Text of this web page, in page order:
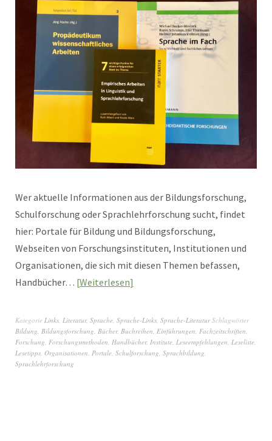
Wer aktuelle Informationen aus der Bildungsforschung,
Schulforschung oder Sprachlehrforschung sucht, findet
hier: Portale für Bildung und Bildungsforschung,
Webseiten von Forschungsinstituten, Institutionen und
Organisationen, die sich mit diesen Themen befassen,
Handbücher… Weiterlesen
Kategorie Links, Literatur, Sprache, Sprache-Links, Sprache-Literatur Schlagwörter
Bildung, Bildungsforschung, Bücher, Buchreihen, Einführungen, Fachzeitschriften,
Forschung, Forschungsmethoden, Handbücher, Institute, Leseempfehlungen, Leseliste,
Lesetipps, Organisationen, Portale, Schulforschung, Sprachbildung,
Sprachlehrforschung